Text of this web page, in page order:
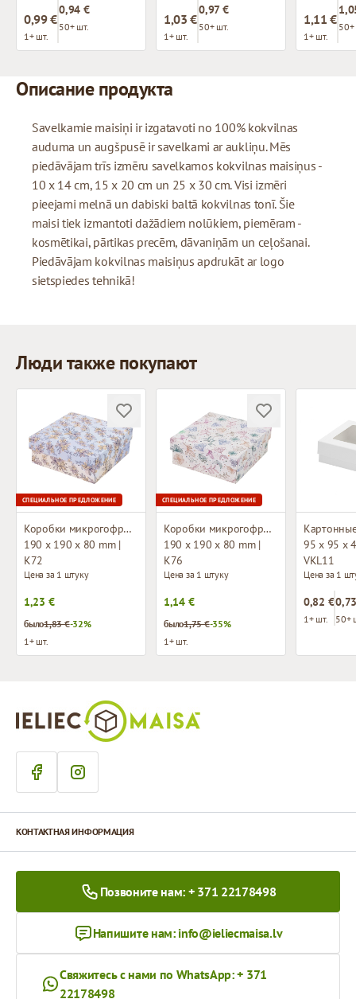
0,99 €
1+ шт.
0,94 €
50+ шт. 1,03 €
1+ шт.
0,97 €
50+ шт. 1,11 €
1+ шт.
50+
Описание продукта
Savelkamie maisiņi ir izgatavoti no 100% kokvilnas
auduma un augšpusē ir savelkami ar aukliņu. Mēs
piedāvājam trīs izmēru savelkamos kokvilnas maisiņus -
10 x 14 cm, 15 x 20 cm un 25 x 30 cm. Visi izmēri
pieejami melnā un dabiski baltā kokvilnas tonī. Šie
maisi tiek izmantoti dažādiem nolūkiem, piemēram -
kosmētikai, pārtikas precēm, dāvaniņām un ceļošanai.
Piedāvājam kokvilnas maisiņus apdrukāt ar logo
sietspiedes tehnikā!
Люди также покупают
СПЕЦИАЛЬНОЕ ПРЕДЛОЖЕНИЕ
Коробки микрогофры с дизайном
190 x 190 x 80 mm |
K72
Цена за 1 штуку
1,23 €
было1,83 €-32%
1+ шт.
СПЕЦИАЛЬНОЕ ПРЕДЛОЖЕНИЕ
Коробки микрогофры с дизайном
190 x 190 x 80 mm |
K76
Цена за 1 штуку
1,14 €
было1,75 €-35%
1+ шт.
95 x 95 x
VKL11
Цена за 1
0,82 €
1+ шт. 50+
КОНТАКТНАЯ ИНФОРМАЦИЯ
Позвоните нам: + 371 22178498
Напишите нам: info@ieliecmaisa.lv
Свяжитесь с нами по WhatsApp: + 371
22178498